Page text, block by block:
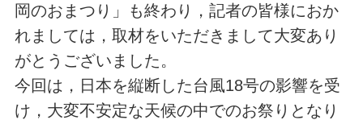
岡のおまつり」も終わり，記者の皆様におか
れましては，取材をいただきまして大変あり
がとうございました。
今回は，日本を縦断した台風18号の影響を受
け，大変不安定な天候の中でのお祭りとなり